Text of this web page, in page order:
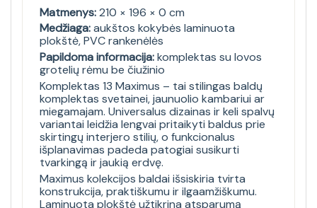
Matmenys:210 × 196 × 0 cm
Medžiaga:aukštos kokybės laminuota
plokštė, PVC rankenėlės
Papildoma informacija:komplektas su lovos
grotelių rėmu be čiužinio
Komplektas 13 Maximus – tai stilingas baldų
komplektas svetainei, jaunuolio kambariui ar
miegamajam. Universalus dizainas ir keli spalvų
variantai leidžia lengvai pritaikyti baldus prie
skirtingų interjero stilių, o funkcionalus
išplanavimas padeda patogiai susikurti
tvarkingą ir jaukią erdvę.
Maximus kolekcijos baldai išsiskiria tvirta
konstrukcija, praktiškumu ir ilgaamžiškumu.
Laminuota plokštė užtikrina atsparumą